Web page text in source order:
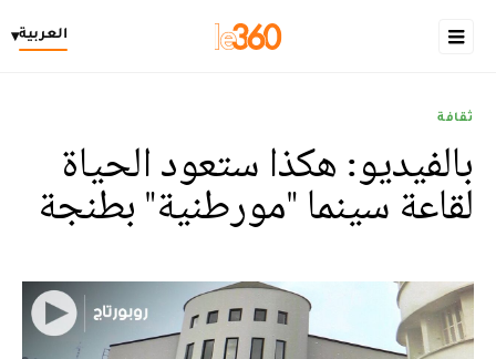
العربية▾
ثقافة
بالفيديو: هكذا ستعود الحياة
لقاعة سينما "مورطنية" بطنجة